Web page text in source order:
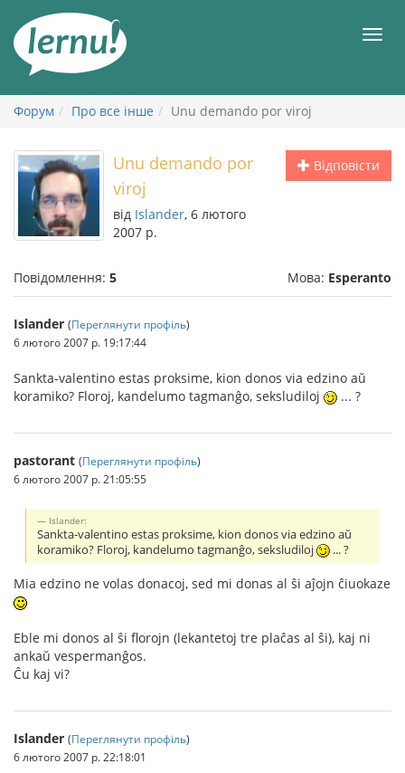
змісту
Форум Про все інше Unu demando por viroj
Відповісти
Unu demando por
viroj
від Islander, 6 лютого
2007 р.
Повідомлення: 5 Мова: Esperanto
Islander (Переглянути профіль)
6 лютого 2007 р. 19:17:44
Sankta-valentino estas proksime, kion donos via edzino aŭ
koramiko? Floroj, kandelumo tagmanĝo, seksludiloj
... ?
pastorant (Переглянути профіль)
6 лютого 2007 р. 21:05:55
Islander:
Sankta-valentino estas proksime, kion donos via edzino aŭ
koramiko? Floroj, kandelumo tagmanĝo, seksludiloj
... ?
Mia edzino ne volas donacoj, sed mi donas al ŝi aĵojn ĉiuokaze
Eble mi donos al ŝi florojn (lekantetoj tre plaĉas al ŝi), kaj ni
ankaŭ vespermanĝos.
Ĉu kaj vi?
Islander (Переглянути профіль)
6 лютого 2007 р. 22:18:01